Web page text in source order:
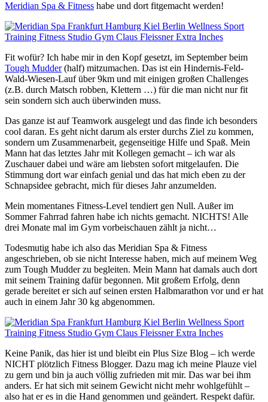
Meridian Spa & Fitness habe und dort fitgemacht werden!
Fit wofür? Ich habe mir in den Kopf gesetzt, im September beim
Tough Mudder(half) mitzumachen. Das ist ein Hindernis-Feld-
Wald-Wiesen-Lauf über 9km und mit einigen großen Challenges
(z.B. durch Matsch robben, Klettern …) für die man nicht nur fit
sein sondern sich auch überwinden muss.
Das ganze ist auf Teamwork ausgelegt und das finde ich besonders
cool daran. Es geht nicht darum als erster durchs Ziel zu kommen,
sondern um Zusammenarbeit, gegenseitige Hilfe und Spaß. Mein
Mann hat das letztes Jahr mit Kollegen gemacht – ich war als
Zuschauer dabei und wäre am liebsten sofort mitgelaufen. Die
Stimmung dort war einfach genial und das hat mich eben zu der
Schnapsidee gebracht, mich für dieses Jahr anzumelden.
Mein momentanes Fitness-Level tendiert gen Null. Außer im
Sommer Fahrrad fahren habe ich nichts gemacht. NICHTS! Alle
drei Monate mal im Gym vorbeischauen zählt ja nicht…
Todesmutig habe ich also das Meridian Spa & Fitness
angeschrieben, ob sie nicht Interesse haben, mich auf meinem Weg
zum Tough Mudder zu begleiten. Mein Mann hat damals auch dort
mit seinem Training dafür begonnen. Mit großem Erfolg, denn
gerade bereitet er sich auf seinen ersten Halbmarathon vor und er hat
auch in einem Jahr 30 kg abgenommen.
Keine Panik, das hier ist und bleibt ein Plus Size Blog – ich werde
NICHT plötzlich Fitness Blogger. Dazu mag ich meine Plauze viel
zu gern und bin ja auch völlig zufrieden mit mir. Das war bei ihm
anders. Er hat sich mit seinem Gewicht nicht mehr wohlgefühlt –
also hat er es in die Hand genommen und geändert. Respekt dafür.